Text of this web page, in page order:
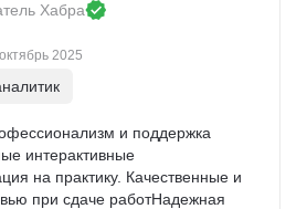
Хабра
октябрь 2025
и поддержка
интерактивные
на практику. Качественные и
при сдаче работНадежная